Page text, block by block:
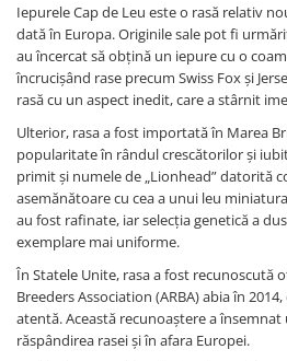
Castroane și Adapatori
Cuști și Genți
Zgărzi, Lese & Hamuri
Jucării Câini
Haine Câini
Castroane & Adapatori Pisici
Cuști & Genți Pisici
Litiere Pisici
Jucării Pisici
Zgărzi & Hamuri
Iepurele Cap de Leu este o rasă relativ
dată în Europa. Originile sale pot fi
au încercat să obțină un iepure cu o
încrucișând rase precum Swiss Fox și
rasă cu un aspect inedit, care a stârnit
Ulterior, rasa a fost importată în Marea
popularitate în rândul crescătorilor și
primit și numele de „Lionhead” datorită
asemănătoare cu cea a unui leu
au fost rafinate, iar selecția genetică a
exemplare mai uniforme.
În Statele Unite, rasa a fost recunoscută
Breeders Association (ARBA) abia în
atentă. Această recunoaștere a
răspândirea rasei și în afara Europei.